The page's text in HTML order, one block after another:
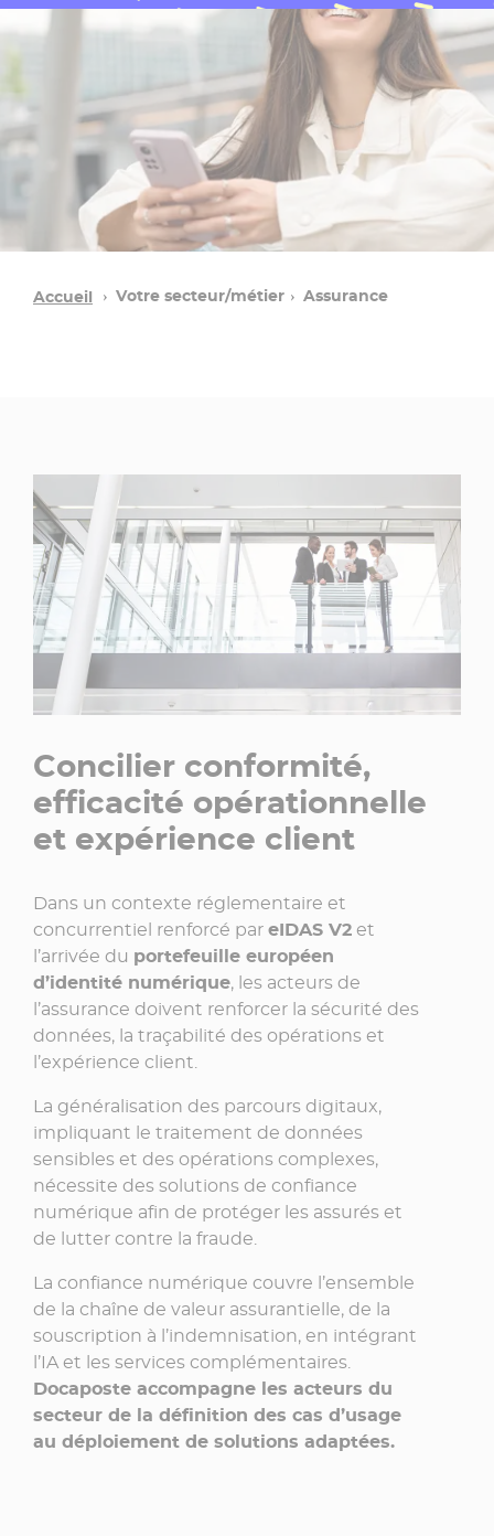
Accueil Votre secteur/métier Assurance
Concilier conformité,
efficacité opérationnelle
et expérience client
Dans un contexte réglementaire et
concurrentiel renforcé par eIDAS V2 et
l’arrivée du portefeuille européen
d’identité numérique, les acteurs de
l’assurance doivent renforcer la sécurité des
données, la traçabilité des opérations et
l’expérience client.​
La généralisation des parcours digitaux,
impliquant le traitement de données
sensibles et des opérations complexes,
nécessite des solutions de confiance
numérique afin de protéger les assurés et
de lutter contre la fraude.​
La confiance numérique couvre l’ensemble
de la chaîne de valeur assurantielle, de la
souscription à l’indemnisation, en intégrant
l’IA et les services complémentaires.
Docaposte accompagne les acteurs du
secteur de la définition des cas d’usage
au déploiement de solutions adaptées.​